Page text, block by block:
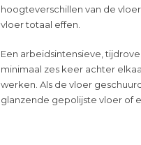
hoogteverschillen van de vloer
vloer totaal effen.
Een arbeidsintensieve,
minimaal zes keer achter
werken. Als de vloer
glanzende gepolijste vloer of